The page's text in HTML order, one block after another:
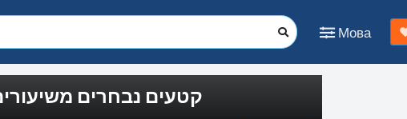
Мова
קטעים נבחרים